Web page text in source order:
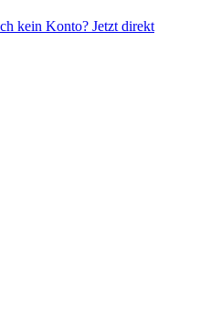
kein Konto? Jetzt direkt